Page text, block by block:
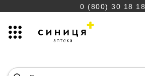
0 (800) 30 18 18